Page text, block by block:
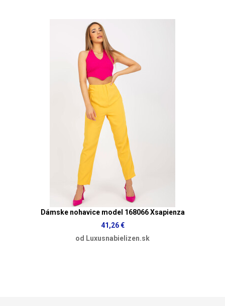
Dámske nohavice model 168066 Xsapienza
41,26 €
od Luxusnabielizen.sk